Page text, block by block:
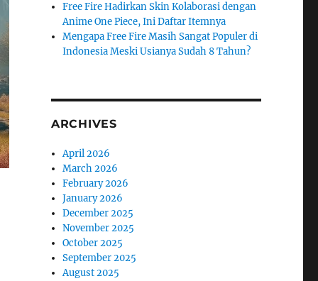
Free Fire Hadirkan Skin Kolaborasi dengan
Anime One Piece, Ini Daftar Itemnya
Mengapa Free Fire Masih Sangat Populer di
Indonesia Meski Usianya Sudah 8 Tahun?
ARCHIVES
April 2026
March 2026
February 2026
January 2026
December 2025
November 2025
October 2025
September 2025
August 2025